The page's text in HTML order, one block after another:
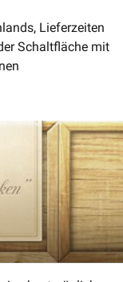
Lieferzeiten
Schaltfläche mit